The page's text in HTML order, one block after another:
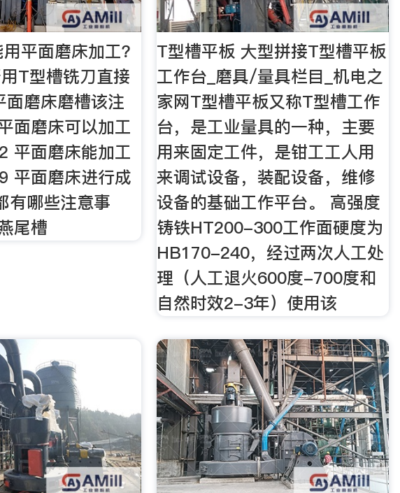
平面磨床加工？
T型槽铣刀直接
磨床磨槽该注
面磨床可以加工
平面磨床能加工
平面磨床进行成
有哪些注意事
尾槽
T型槽平板 大型拼接T型槽平板
工作台_磨具/量具栏目_机电之
家网T型槽平板又称T型槽工作
台，是工业量具的一种，主要
用来固定工件，是钳工工人用
来调试设备，装配设备，维修
设备的基础工作平台。 高强度
铸铁HT200-300工作面硬度为
HB170-240，经过两次人工处
理（人工退火600度-700度和
自然时效2-3年）使用该